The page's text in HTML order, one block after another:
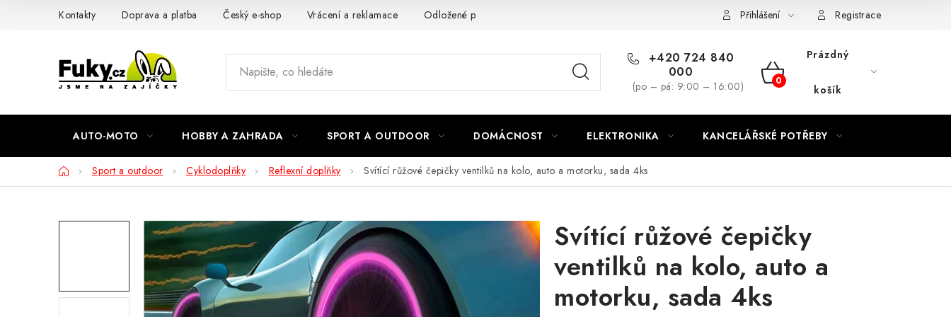
Kontakty Doprava a platba Český e-shop Vrácení a reklamace Odložené platby a splátky Podmínky ochrany osobních údajů Moje objednávka
Přihlášení Registrace
+420 724 840
000
(po – pá: 9:00 – 16:00)
NÁKUPNÍ
Prázdný
košík
AUTO-MOTO HOBBY A ZAHRADA SPORT A OUTDOOR DOMÁCNOST ELEKTRONIKA KANCELÁŘSKÉ POTŘEBY
DomůSport a outdoor Cyklodoplňky Reflexní doplňky Svítící růžové čepičky ventilků na kolo, auto a motorku, sada 4ks
Svítící růžové čepičky
ventilků na kolo, auto a
motorku, sada 4ks